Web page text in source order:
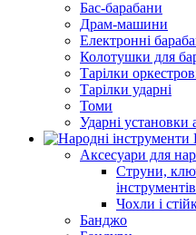
Бас-барабани
Драм-машини
Електронні
Колотушки для
Тарілки
Тарілки ударні
Томи
Ударні установки
Аксесуари для
Струни,
інструментів
Чохли і
Банджо